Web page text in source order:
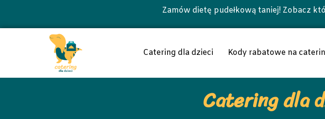
Zamów dietę pudełkową taniej! Zobacz
Catering dla dzieci Kody rabatowe na
Catering dla